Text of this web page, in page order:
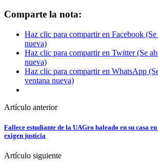
Comparte la nota:
Haz clic para compartir en Facebook (Se
nueva)
Haz clic para compartir en Twitter (Se
nueva)
Haz clic para compartir en WhatsApp
ventana nueva)
Artículo anterior
Fallece estudiante de la UAGro baleado en su casa
exigen justicia
Artículo siguiente